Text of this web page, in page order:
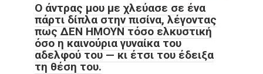
Ο άντρας μου με χλεύασε σε ένα
πάρτι δίπλα στην πισίνα, λέγοντας
πως ΔΕΝ ΗΜΟΥΝ τόσο ελκυστική
όσο η καινούρια γυναίκα του
αδελφού του — κι έτσι του έδειξα
τη θέση του.